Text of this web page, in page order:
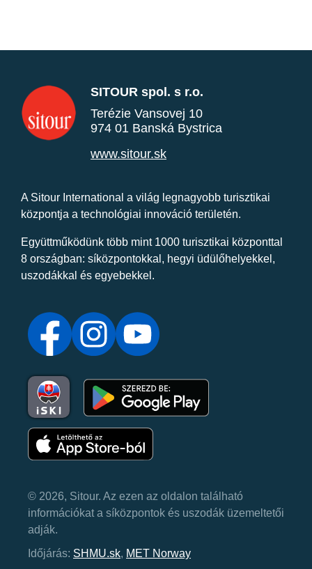
SITOUR spol. s r.o.
Terézie Vansovej 10
974 01 Banská Bystrica
www.sitour.sk
A Sitour International a világ legnagyobb turisztikai
központja a technológiai innováció területén.
Együttműködünk több mint 1000 turisztikai központtal
8 országban: síközpontokkal, hegyi üdülőhelyekkel,
uszodákkal és egyebekkel.
© 2026, Sitour. Az ezen az oldalon található
információkat a síközpontok és uszodák üzemeltetői
adják.
Időjárás: SHMU.sk, MET Norway